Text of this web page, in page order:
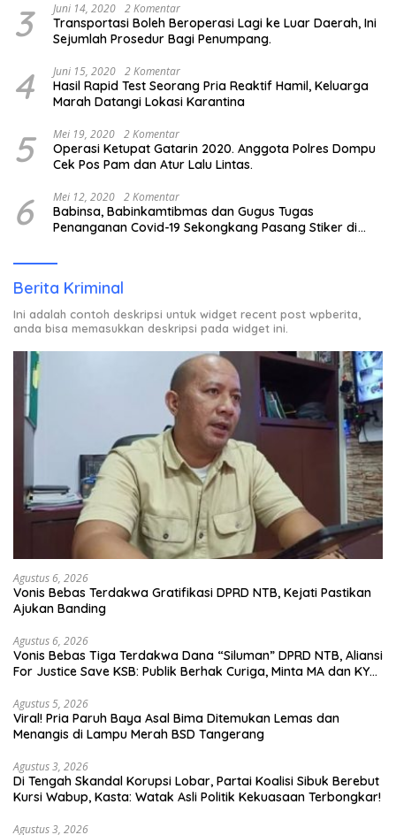
3 Juni 14, 2020 2 Komentar
Transportasi Boleh Beroperasi Lagi ke Luar Daerah, Ini
Sejumlah Prosedur Bagi Penumpang.
4 Juni 15, 2020 2 Komentar
Hasil Rapid Test Seorang Pria Reaktif Hamil, Keluarga
Marah Datangi Lokasi Karantina
5 Mei 19, 2020 2 Komentar
Operasi Ketupat Gatarin 2020. Anggota Polres Dompu
Cek Pos Pam dan Atur Lalu Lintas.
6 Mei 12, 2020 2 Komentar
Babinsa, Babinkamtibmas dan Gugus Tugas
Penanganan Covid-19 Sekongkang Pasang Stiker di
Berita Kriminal
Ini adalah contoh deskripsi untuk widget recent post wpberita,
anda bisa memasukkan deskripsi pada widget ini.
Agustus 6, 2026
Vonis Bebas Terdakwa Gratifikasi DPRD NTB, Kejati Pastikan
Ajukan Banding
Agustus 6, 2026
Vonis Bebas Tiga Terdakwa Dana “Siluman” DPRD NTB, Aliansi
For Justice Save KSB: Publik Berhak Curiga, Minta MA dan KY
Agustus 5, 2026
Viral! Pria Paruh Baya Asal Bima Ditemukan Lemas dan
Menangis di Lampu Merah BSD Tangerang
Agustus 3, 2026
Di Tengah Skandal Korupsi Lobar, Partai Koalisi Sibuk Berebut
Kursi Wabup, Kasta: Watak Asli Politik Kekuasaan Terbongkar!
Agustus 3, 2026